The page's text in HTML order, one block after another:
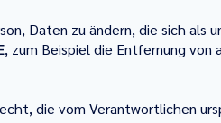
Daten zu ändern, die sich als
, zum Beispiel die Entfernung
die vom Verantwortlichen